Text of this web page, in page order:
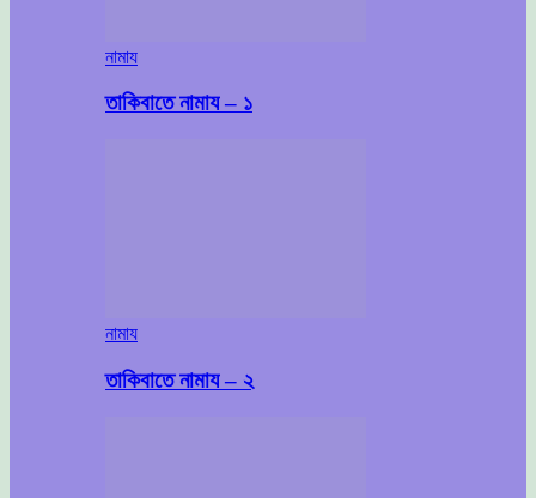
নামায
তাকিবাতে নামায – ১
নামায
তাকিবাতে নামায – ২